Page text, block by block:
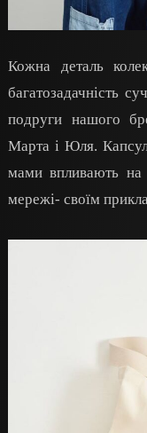
Кожна деталь
багатозадачність
подруги нашого
Марта і Юля.
мами впливають на
мережі- своїм